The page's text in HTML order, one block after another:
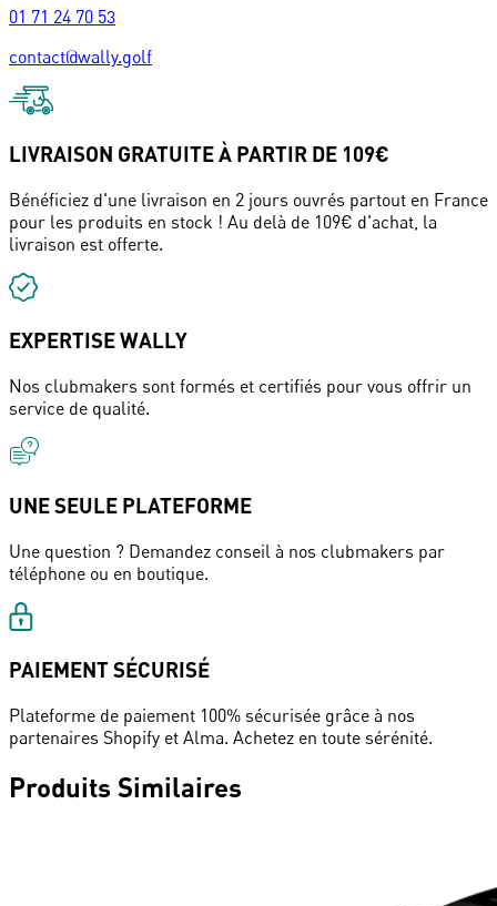
01 71 24 70 53
contact@wally.golf
LIVRAISON GRATUITE À PARTIR DE 109€
Bénéficiez d'une livraison en 2 jours ouvrés partout en France
pour les produits en stock ! Au delà de 109€ d'achat, la
livraison est offerte.
EXPERTISE WALLY
Nos clubmakers sont formés et certifiés pour vous offrir un
service de qualité.
UNE SEULE PLATEFORME
Une question ? Demandez conseil à nos clubmakers par
téléphone ou en boutique.
PAIEMENT SÉCURISÉ
Plateforme de paiement 100% sécurisée grâce à nos
partenaires Shopify et Alma. Achetez en toute sérénité.
Produits Similaires